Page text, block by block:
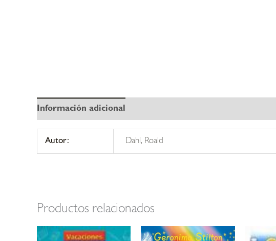
Información adicional
Autor: Dahl, Roald
Productos relacionados